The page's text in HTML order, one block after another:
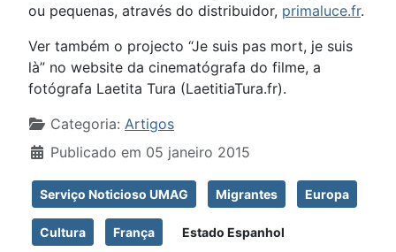
ou pequenas, através do distribuidor, primaluce.fr.
Ver também o projecto “Je suis pas mort, je suis
là” no website da cinematógrafa do filme, a
fotógrafa Laetita Tura (LaetitiaTura.fr).
Detalhes
Categoria: Artigos
Publicado em 05 janeiro 2015
Serviço Noticioso UMAG Migrantes Europa
Cultura França Estado Espanhol